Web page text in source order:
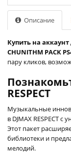
Описание
Купить на аккаунт
CHUNITHM PACK
пару кликов,
RESPECT
Музыкальные
в DJMAX RESPECT
Этот пакет
библиотеки и
мелодий.